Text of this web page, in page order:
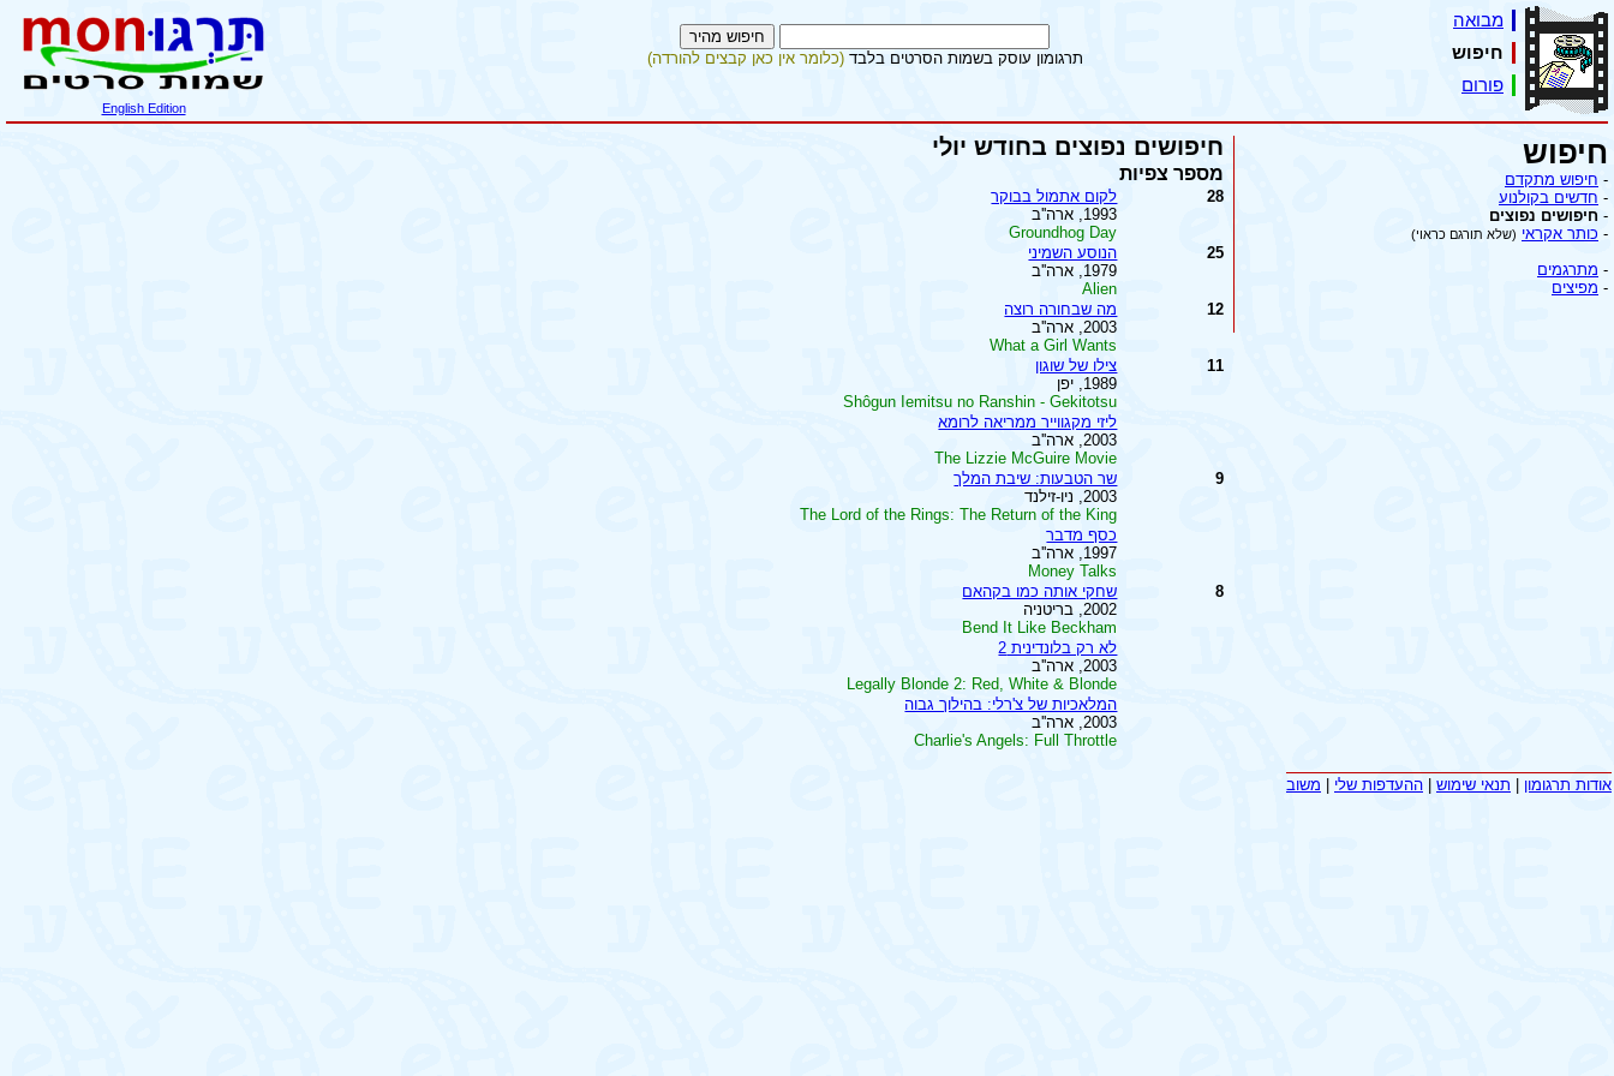
מבואה
חיפוש
פורום
תרגומון עוסק בשמות הסרטים בלבד(כלומר אין כאן קבצים להורדה)
English Edition
חיפוש
- חיפוש מתקדם
- חדשים בקולנוע
- חיפושים נפוצים
- כותר אקראי (שלא תורגם כראוי)
- מתרגמים
- מפיצים
חיפושים נפוצים בחודש יולי
מספר צפיות
28
לקום אתמול בבוקר
1993, ארה''ב
Groundhog Day
25
הנוסע השמיני
1979, ארה''ב
Alien
12
מה שבחורה רוצה
2003, ארה''ב
What a Girl Wants
11
צילו של שוגון
1989, יפן
Shôgun Iemitsu no Ranshin - Gekitotsu
ליזי מקגווייר ממריאה לרומא
2003, ארה''ב
The Lizzie McGuire Movie
9
שר הטבעות: שיבת המלך
2003, ניו-זילנד
The Lord of the Rings: The Return of the King
כסף מדבר
1997, ארה''ב
Money Talks
8
שחקי אותה כמו בקהאם
2002, בריטניה
Bend It Like Beckham
לא רק בלונדינית 2
2003, ארה''ב
Legally Blonde 2: Red, White & Blonde
המלאכיות של צ'רלי: בהילוך גבוה
2003, ארה''ב
Charlie's Angels: Full Throttle
אודות תרגומון תנאי שימוש ההעדפות שלי משוב